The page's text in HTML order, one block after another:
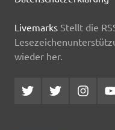
Livemarks Stellt die
wieder her.
Twitter
MCDP
Twitter